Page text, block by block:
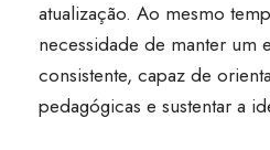
atualização. Ao mesmo
necessidade de manter um
consistente, capaz de
pedagógicas e sustentar a